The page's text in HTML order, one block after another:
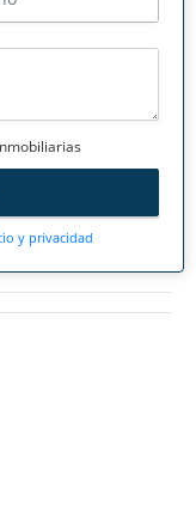
y privacidad